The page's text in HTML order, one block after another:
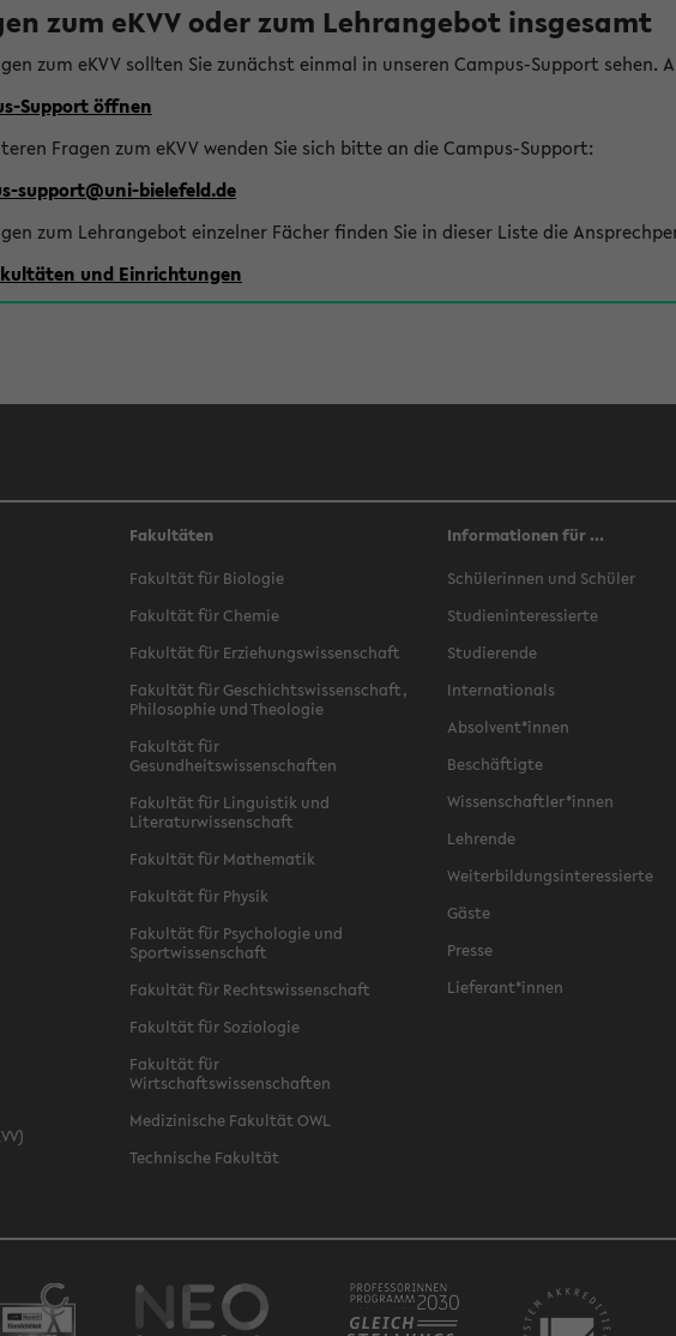
zum eKVV oder zum Lehrangebot insgesamt
zum eKVV sollten Sie zunächst einmal in unseren Campus-Support
Support öffnen
Fragen zum eKVV wenden Sie sich bitte an die Campus-Support:
support@uni-bielefeld.de
zum Lehrangebot einzelner Fächer finden Sie in dieser Liste die
und Einrichtungen
Fakultäten
Fakultät für Biologie
Fakultät für Chemie
Fakultät für Erziehungswissenschaft
Fakultät für Geschichtswissenschaft,
Philosophie und Theologie
Fakultät für
Gesundheitswissenschaften
Fakultät für Linguistik und
Literaturwissenschaft
Fakultät für Mathematik
Fakultät für Physik
Fakultät für Psychologie und
Sportwissenschaft
Fakultät für Rechtswissenschaft
Fakultät für Soziologie
Fakultät für
Wirtschaftswissenschaften
Medizinische Fakultät OWL
Technische Fakultät
Informationen für ...
Schülerinnen und Schüler
Studieninteressierte
Studierende
Internationals
Absolvent*innen
Beschäftigte
Wissenschaftler*innen
Lehrende
Weiterbildungsinteressierte
Gäste
Presse
Lieferant*innen